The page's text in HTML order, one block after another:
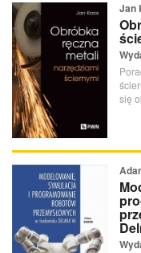
Jan
się